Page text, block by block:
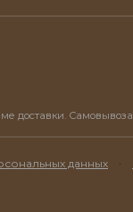
доставки. Самовывоза
данных ·